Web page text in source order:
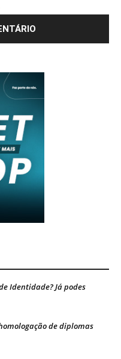
Identidade? Já podes
de diplomas